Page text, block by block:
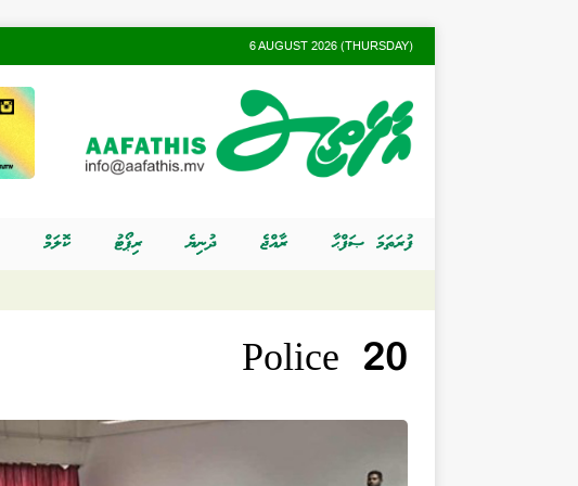
6 AUGUST 2026 (THURSDAY)
ފުރަތަމަ ޞަފްޙާ ރާއްޖެ ދުނިޔެ ރިޕޯޓު ކޮލަމް
Police 20